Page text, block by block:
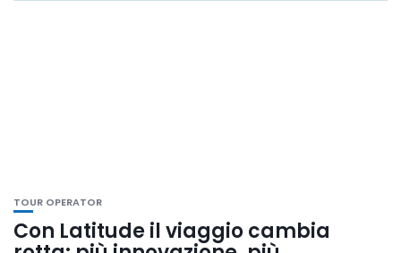
TOUR OPERATOR
Con Latitude il viaggio cambia